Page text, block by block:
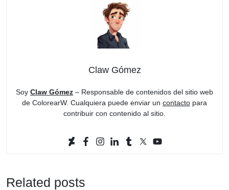
Claw Gómez
Soy Claw Gómez – Responsable de contenidos del sitio web
de ColorearW. Cualquiera puede enviar un contacto para
contribuir con contenido al sitio.
Related posts